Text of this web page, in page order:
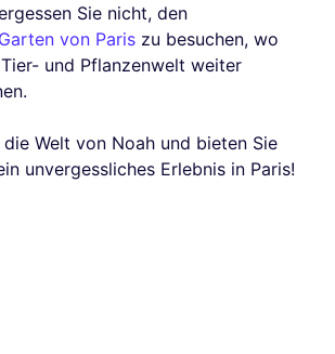
Sie nicht, den
von Paris zu besuchen, wo
und Pflanzenwelt weiter
Welt von Noah und bieten Sie
unvergessliches Erlebnis in Paris!